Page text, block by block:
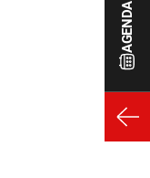
AGENDA